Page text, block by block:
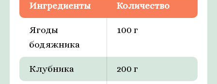
Ингредиенты Количество
Ягоды
бодяжника
100 г
Клубника 200 г